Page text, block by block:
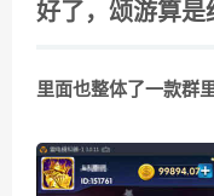
好了，颂游算是
里面也整体了一款群